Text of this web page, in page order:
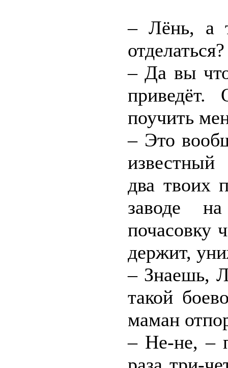
– Лёнь, а
– Да вы
поучить
– Это
известный
два твоих
заводе
почасовку
держит,
– Знаешь,
такой
маман
– Не-не, –